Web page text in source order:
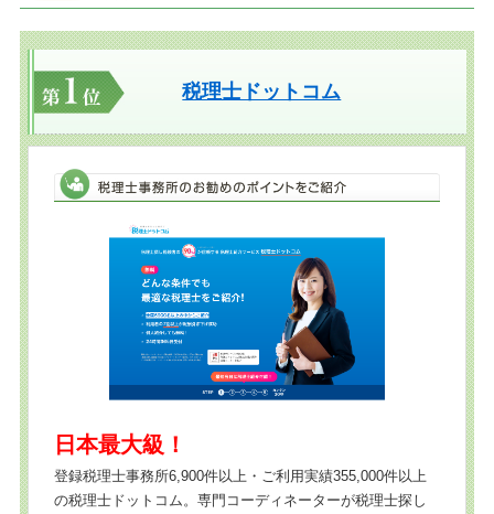
税理士ドットコム
日本最大級！
登録税理士事務所6,900件以上・ご利用実績355,000件以上
の税理士ドットコム。専門コーディネーターが税理士探し